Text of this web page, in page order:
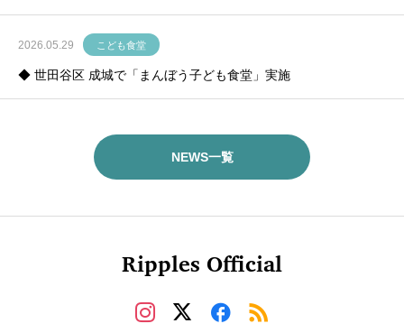
2026.05.29 こども食堂
◆ 世田谷区 成城で「まんぼう子ども食堂」実施
NEWS一覧
Ripples Official